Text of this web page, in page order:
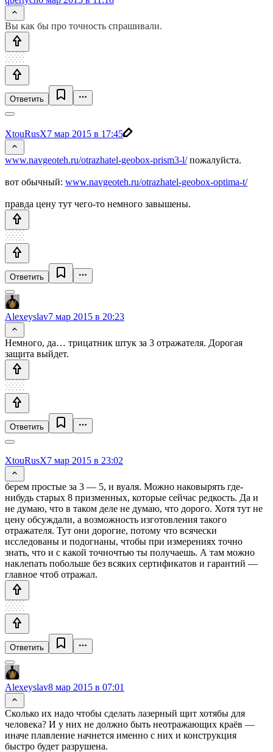
Вы как бы про точность спрашивали.
Ответить
XtouRusX7 мар 2015 в 17:45
www.navgeoteh.ru/otrazhatel-geobox-prism3-l/пожалуйста.
вот обычный: www.navgeoteh.ru/otrazhatel-geobox-optima-t/
правда цену тут чего-то немного завышены.
Ответить
Alexeyslav7 мар 2015 в 20:23
Немного, да… трицатник штук за 3 отражателя. Дорогая
защита выйдет.
Ответить
XtouRusX7 мар 2015 в 23:02
берем простые за 3 — 5, и вуаля. Можно наковырять где-
нибудь старых 8 призменных, которые сейчас редкость. Да и
не думаю, что в таком деле не думаю, что дорого. Хотя тут не
цену обсуждали, а возможность изготовления такого
отражателя. Тут они дорогие, потому что всячески
исследованы и подогнаны, чтобы при измерениях точно
знать, что и с какой точночтью ты получаешь. А там можно
наклепать побольше без всяких сертификатов и гарантий —
главное чтоб отражал.
Ответить
Alexeyslav8 мар 2015 в 07:01
Сколько их надо чтобы сделать лазерный щит хотябы для
человека? И у них не должно быть неотражающих краёв —
иначе плавление начнется именно с них и конструкция
быстро будет разрушена.